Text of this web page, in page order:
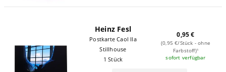
Heinz Fesl
Postkarte Caol Ila
Stillhouse
1 Stück
0,95 €
(0,95 €/Stück - ohne
Farbstoff)¹
sofort verfügbar